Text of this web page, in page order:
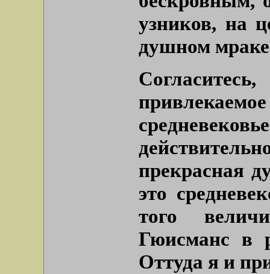
узников, на
душном
прекрасная
это
того
Гюисманс в
Оттуда я и